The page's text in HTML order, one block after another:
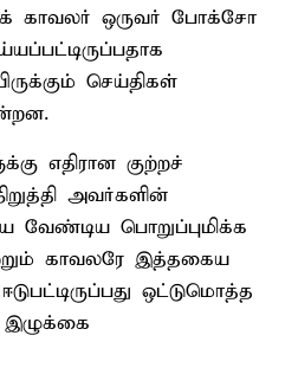
காவலர் ஒருவர் போக்சோ
செய்திகள்
எதிரான குற்றச்
அவர்களின்
வேண்டிய பொறுப்புமிக்க
காவலரே இத்தகைய
ஒட்டுமொத்த
இழுக்கை